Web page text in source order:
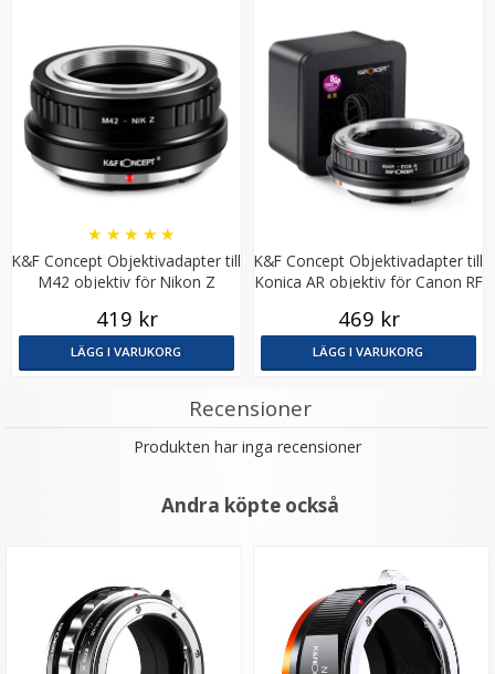
LÄGG I VARUKORG
K&F Concept Objektivadapter till
M42 objektiv för Nikon Z
★ ★ ★ ★ ★
419 kr
LÄGG I VARUKORG
K&F Concept Objektivadapter till
Konica AR objektiv för Canon RF
469 kr
LÄGG I VARUKORG
Recensioner
Produkten har inga recensioner
Andra köpte också